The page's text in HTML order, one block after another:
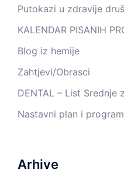
Putokazi u zdravije
KALENDAR PISANIH
Blog iz hemije
Zahtjevi/Obrasci
DENTAL – List Srednje
Nastavni plan i
Arhive